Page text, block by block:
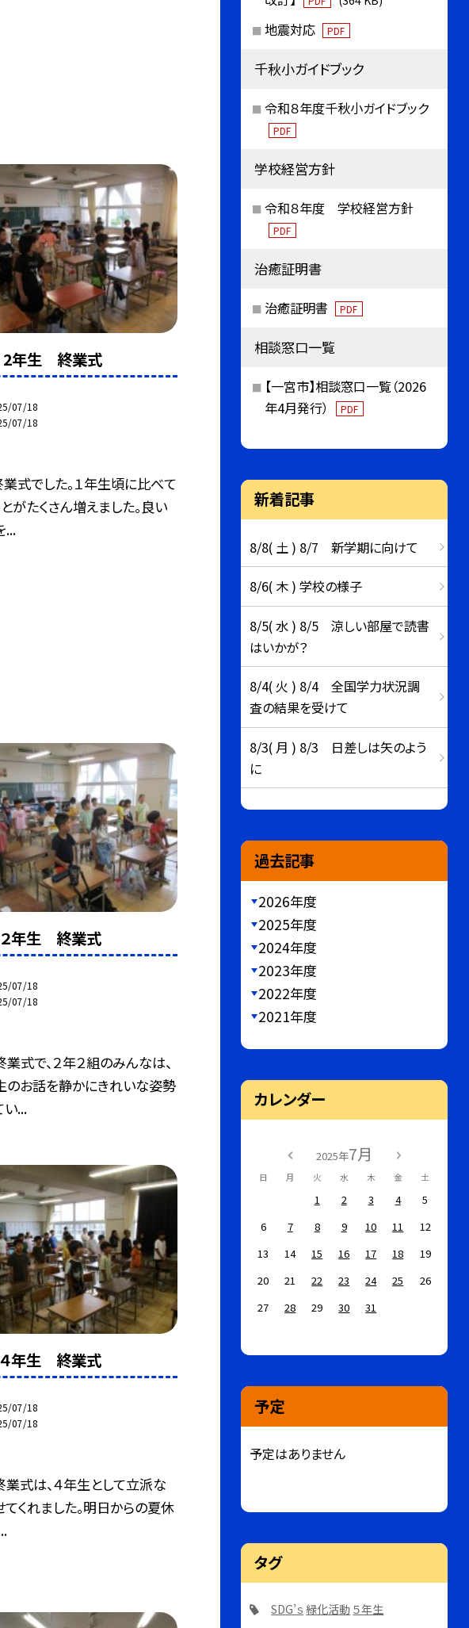
年生 終業式
07/18
07/18
式でした。１年生頃に比べて
がたくさん増えました。良い
...
年生 終業式
07/18
07/18
式で、２年２組のみんなは、
のお話を静かにきれいな姿勢
...
年生 終業式
07/18
07/18
式は、４年生として立派な
くれました。明日からの夏休
地震対応 PDF
千秋小ガイドブック
令和８年度千秋小ガイドブック
PDF
学校経営方針
令和８年度 学校経営方針
PDF
治癒証明書
治癒証明書 PDF
相談窓口一覧
【一宮市】相談窓口一覧（2026
年4月発行）
PDF
新着記事
8/8( 土 ) 8/7 新学期に向けて
8/6( 木 ) 学校の様子
8/5( 水 ) 8/5 涼しい部屋で読書
はいかが？
8/4( 火 ) 8/4 全国学力状況調
査の結果を受けて
8/3( 月 ) 8/3 日差しは矢のよう
に
過去記事
2026年度
2025年度
2024年度
2023年度
2022年度
2021年度
カレンダー
2025年7月
日 月 火 水 木 金 土
1 2 3 4
5
6
7 8 9 10 11
12
13
14 15 16 17 18
19
20
21 22 23 24 25
26
27
28 29 30 31
予定
予定はありません
タグ
SDG’ｓ 緑化活動 ５年生